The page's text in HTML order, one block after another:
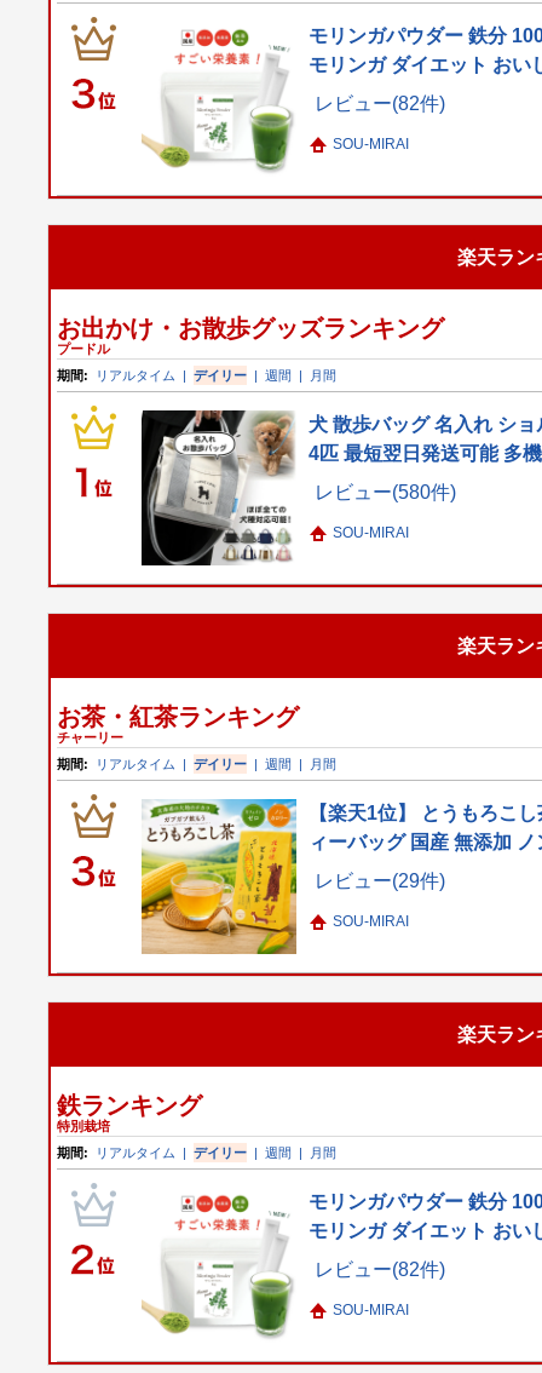
モリンガパウダー 鉄分
モリンガ ダイエット お
レビュー(82件)
SOU-MIRAI
楽天ラン
お出かけ・お散歩グッズランキング
プードル
期間:
リアルタイム |デイリー |週間 | 月間
犬 散歩バッグ 名入れ シ
4匹 最短翌日発送可能 多
レビュー(580件)
SOU-MIRAI
楽天ラン
お茶・紅茶ランキング
チャーリー
期間:
リアルタイム |デイリー |週間 | 月間
【楽天1位】 とうもろこ
ィーバッグ 国産 無添加
レビュー(29件)
SOU-MIRAI
楽天ラン
鉄ランキング
特別栽培
期間:
リアルタイム |デイリー |週間 | 月間
モリンガパウダー 鉄分
モリンガ ダイエット お
レビュー(82件)
SOU-MIRAI